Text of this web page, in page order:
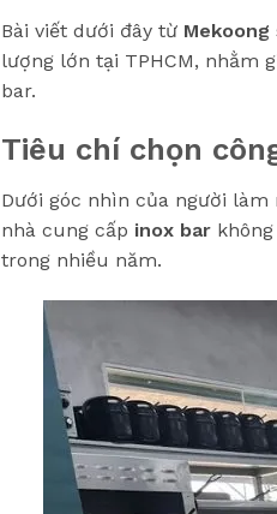
Bài viết dưới đây từ Mekoong
lượng lớn tại TPHCM, nhằm
bar.
Tiêu chí chọn
Dưới góc nhìn của người
nhà cung cấp inox bar
trong nhiều năm.